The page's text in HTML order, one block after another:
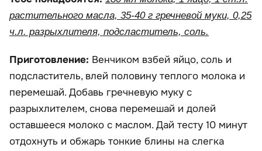
растительного масла, 35-40 г гречневой муки, 0,25
ч.л. разрыхлителя, подсластитель, соль.
Приготовление: Венчиком взбей яйцо, соль и
подсластитель, влей половину теплого молока и
перемешай. Добавь гречневую муку с
разрыхлителем, снова перемешай и долей
оставшееся молоко с маслом. Дай тесту 10 минут
отдохнуть и обжарь тонкие блины на слегка